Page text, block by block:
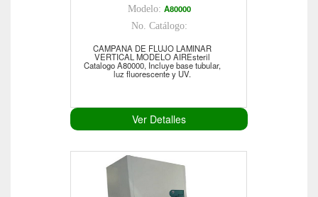
Modelo: A80000
No. Catálogo:
CAMPANA DE FLUJO LAMINAR
VERTICAL MODELO AIREsteril
Catalogo A80000, Incluye base tubular,
luz fluorescente y UV.
Ver Detalles